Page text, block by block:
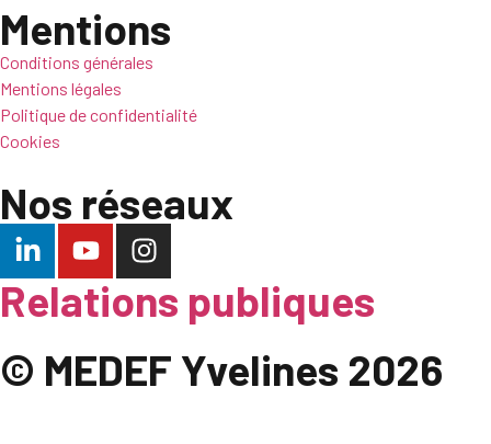
Mentions
Conditions générales
Mentions légales
Politique de confidentialité
Cookies
Nos réseaux
Relations publiques
© MEDEF Yvelines 2026